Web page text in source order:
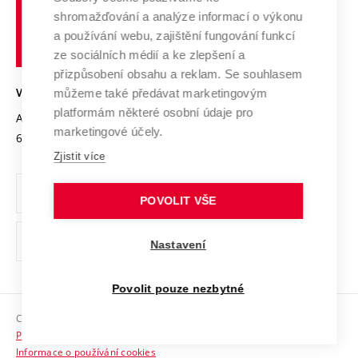
Výzkumné infrastruktury
Transfer znalostí
Open Science
Projekty
Projekty ze strukturálních fondů
Specifický výzkum
Služby univerzity
Mezinárodní dohody
Univerzitní sítě
Udržitelná univerzita
Podnikavá univerzita / ContriBUTe
Bezpečná univerzita
Vyznamenání
Organizační struktura
Ochrana osobních údajů
odkaz)
Sociální bezpečí
HR Award
učení
technické
VYSOKÉ UČENÍ TECHNICKÉ V BRNĚ
Antonínská 548/1
602 00 Brno
www.vut.cz
vut@vutbr.cz
Copyright © 2026 VUT
Prohlášení o přístupnosti
Informace o používání cookies
shromažďování a analýze informací o výkonu
a používání webu, zajištění fungování funkcí
ze sociálních médií a ke zlepšení a
přizpůsobení obsahu a reklam. Se souhlasem
můžeme také předávat marketingovým
platformám některé osobní údaje pro
marketingové účely.
Zjistit více
POVOLIT VŠE
Nastavení
Povolit pouze nezbytné